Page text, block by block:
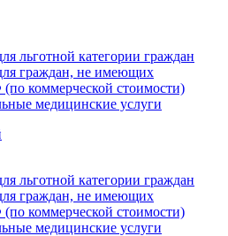
льготной категории граждан
граждан, не имеющих
коммерческой стоимости)
медицинские услуги
льготной категории граждан
граждан, не имеющих
коммерческой стоимости)
медицинские услуги